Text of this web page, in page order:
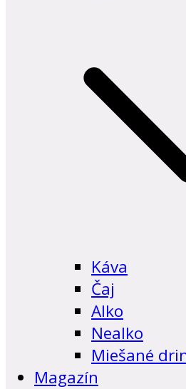
Káva
Čaj
Alko
Nealko
Miešané
Magazín